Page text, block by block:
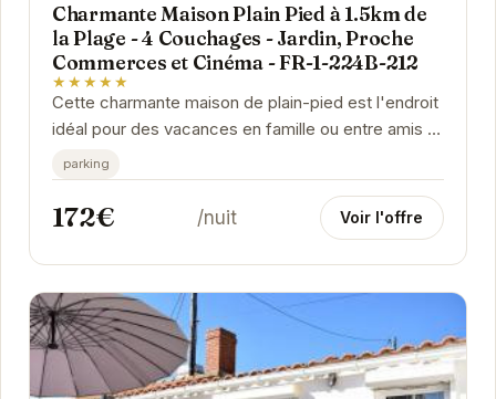
Charmante Maison Plain Pied à 1.5km de
la Plage - 4 Couchages - Jardin, Proche
Commerces et Cinéma - FR-1-224B-212
★★★★★
Cette charmante maison de plain-pied est l'endroit
idéal pour des vacances en famille ou entre amis à
Noirmoutier-en-l'Île. Son emplacement...
parking
172€ /nuit Voir l'offre